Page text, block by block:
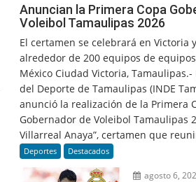
Anuncian la Primera Copa
Voleibol Tamaulipas 2026
El certamen se celebrará en Victoria
alrededor de 200 equipos de
México Ciudad Victoria,
del Deporte de Tamaulipas (INDE
anunció la realización de la Primera
Gobernador de Voleibol Tamaulipas
Villarreal Anaya”, certamen que
Deportes Destacados
agosto 6,